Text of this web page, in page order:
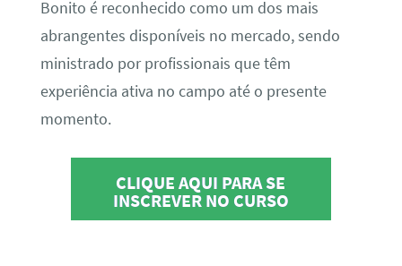
Bonito é reconhecido como um dos mais
abrangentes disponíveis no mercado, sendo
ministrado por profissionais que têm
experiência ativa no campo até o presente
momento.
CLIQUE AQUI PARA SE
INSCREVER NO CURSO